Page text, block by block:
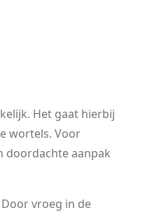
Het gaat hierbij
wortels. Voor
doordachte aanpak
vroeg in de